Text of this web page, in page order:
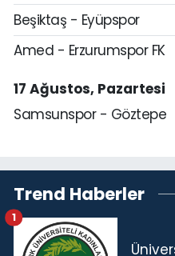
Beşiktaş - Eyüpspor
Amed - Erzurumspor FK
17 Ağustos, Pazartesi
Samsunspor - Göztepe
Trend Haberler
1